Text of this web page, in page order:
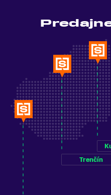
Trenčín